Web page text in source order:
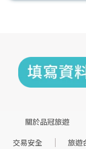
關於品冠旅遊
交易安全
旅遊